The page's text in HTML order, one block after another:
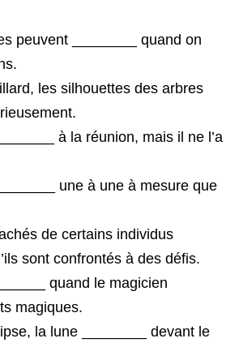
peuvent ________ quand on
les silhouettes des arbres
à la réunion, mais il ne l’a
une à une à mesure que
de certains individus
sont confrontés à des défis.
quand le magicien
magiques.
la lune ________ devant le